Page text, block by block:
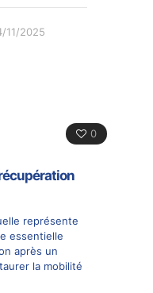
11/2025
0
représente
essentielle
après un
la mobilité